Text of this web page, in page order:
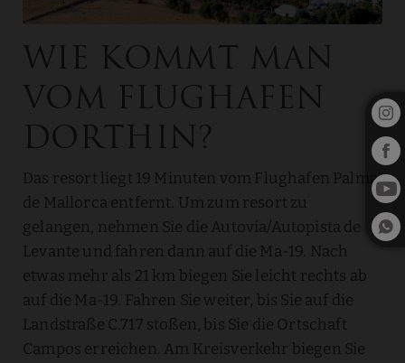
Wie kommt man
vom Flughafen
dorthin?
Das resort liegt 19 Minuten vom Flughafen Palma
de Mallorca entfernt. Um zum resort zu
gelangen, nehmen Sie die Autovía/Autopista de
Levante und fahren dann auf die Ma-19. Nach
etwas mehr als 21 km biegen Sie leicht rechts ab
auf die Ma-19. Fahren Sie weiter, bis Sie auf die
Landstraße C.717 stoßen, bis Sie die Ortschaft
Campos erreichen. Am Kreisverkehr biegen Sie